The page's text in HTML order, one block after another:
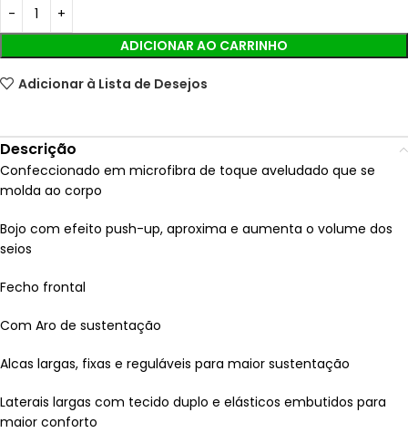
ADICIONAR AO CARRINHO
Adicionar à Lista de Desejos
Descrição
Confeccionado em microfibra de toque aveludado que se
molda ao corpo
Bojo com efeito push-up, aproxima e aumenta o volume dos
seios
Fecho frontal
Com Aro de sustentação
Alcas largas, fixas e reguláveis para maior sustentação
Laterais largas com tecido duplo e elásticos embutidos para
maior conforto